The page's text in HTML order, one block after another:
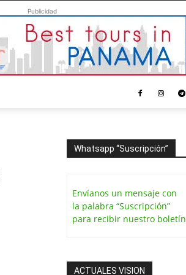
Publicidad
Whatsapp “Suscripción”
Envíanos un mensaje con
la palabra “Suscripción”
para recibir nuestro boletín
ACTUALES VISION